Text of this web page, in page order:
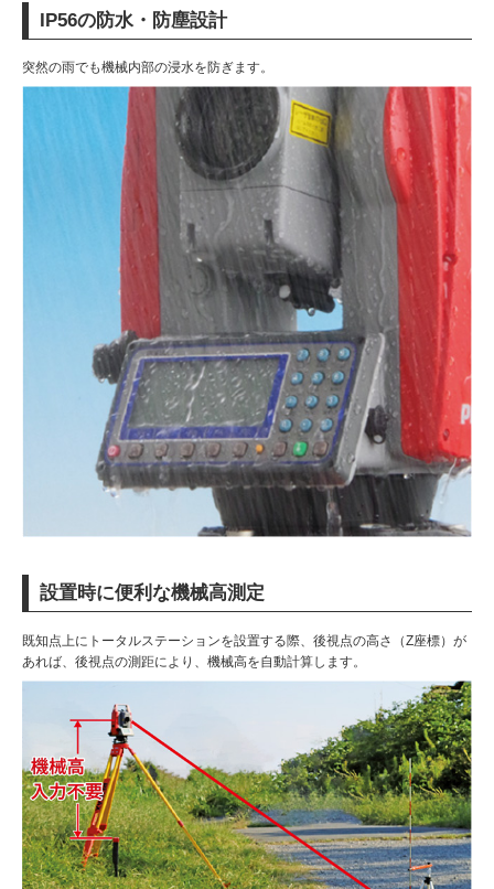
IP56の防水・防塵設計
突然の雨でも機械内部の浸水を防ぎます。
設置時に便利な機械高測定
既知点上にトータルステーションを設置する際、後視点の高さ（Z座標）が
あれば、後視点の測距により、機械高を自動計算します。